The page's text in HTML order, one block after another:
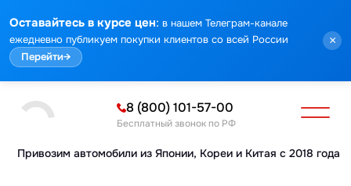
Оставайтесь в курсе цен: в нашем Телеграм-канале
ежедневно публикуем покупки клиентов со всей России
Перейти→
×
Привозим автомобили из Японии, Кореи и Китая с 2018 года
8 (800) 101-57-00
Бесплатный звонок по РФ